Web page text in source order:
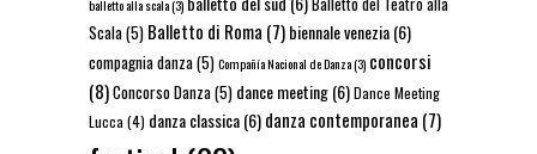
balletto alla scala(3)
Scala(5) Balletto di Roma (7)biennale venezia(6)
compagnia danza(5)Compañía Nacional de Danza(3) concorsi
(8)Concorso Danza(5) dance meeting(6)Dance Meeting
Lucca (4) danza classica(6)danza contemporanea (7)